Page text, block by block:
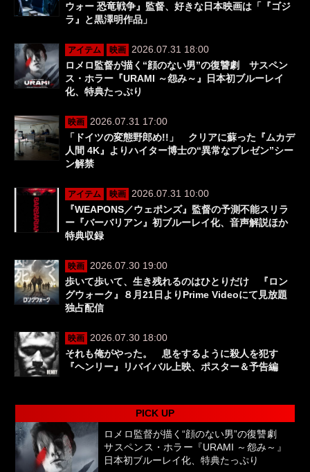
ウォー 恐竜戦争』監督、好きな日本映画は「『ゴジ
ラ』と黒澤明作品」
アイテム 映画
2026.07.31 18:00
ロメロ監督が描く“顔のない男”の復讐劇 サスペン
ス・ホラー『URAMI ～怨み～』日本初ブルーレイ
化、特典たっぷり
映画
2026.07.31 17:00
「ドイツの変態野郎め!!」 クリアに蘇った『ムカデ
人間 4K』よりハイター博士の“異常なプレゼン”シー
ン解禁
アイテム 映画
2026.07.31 10:00
『WEAPONS／ウェポンズ』監督の予測不能スリラ
ー『バーバリアン』初ブルーレイ化、音声解説ほか
特典収録
映画
2026.07.30 19:00
歩いて歩いて、生き残れるのはひとりだけ 『ロン
グウォーク』８月21日よりPrime Videoにて見放題
独占配信
映画
2026.07.30 18:00
それも俺がやった。 息をするように殺人を犯す
『ヘンリー』リバイバル上映、ポスター＆予告編
PICK UP
ロメロ監督が描く“顔のない男”の復讐劇
サスペンス・ホラー『URAMI ～怨み～』
日本初ブルーレイ化、特典たっぷり